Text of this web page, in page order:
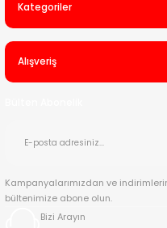
Kategoriler
Alışveriş
Kampanyalarımızdan ve
bültenimize abone olun.
Bizi Arayın